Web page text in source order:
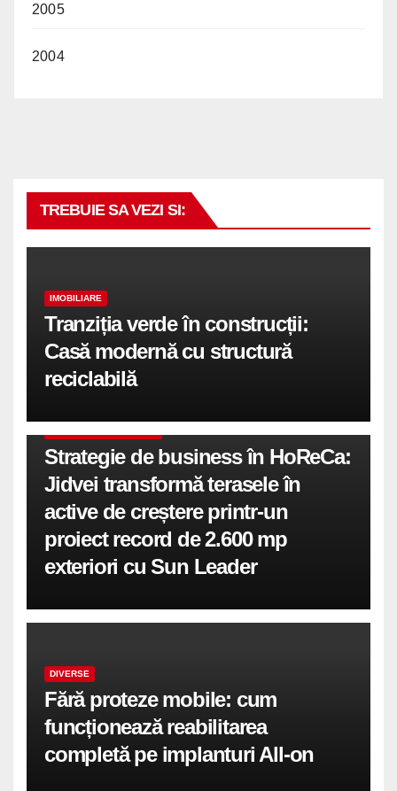
2005
2004
TREBUIE SA VEZI SI:
IMOBILIARE
Tranziția verde în construcții:
Casă modernă cu structură
reciclabilă
Strategie de business în HoReCa:
Jidvei transformă terasele în
active de creștere printr-un
proiect record de 2.600 mp
exteriori cu Sun Leader
DIVERSE
Fără proteze mobile: cum
funcționează reabilitarea
completă pe implanturi All-on